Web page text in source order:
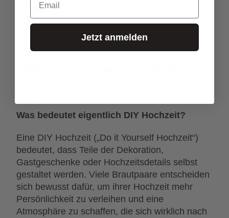
anfühlen.
Was bedeutet eigentlich DIY Hochzeit?
Eine DIY Hochzeit („Do it Yourself Hochzeit“)
bedeutet, dass Teile der Dekoration,
Gastgeschenke oder Hochzeitsdetails selbst
gestaltet werden. Viele Brautpaare entscheiden
sich bewusst dafür, um ihrer Hochzeit mehr
Persönlichkeit zu verleihen und eine
Atmosphäre zu schaffen, die sich wirklich nach
Jetzt anmelden